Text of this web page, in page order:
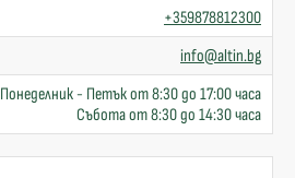
+359878812300
info@altin.bg
Понеделник - Петък от 8:30 до 17:00 часа
Събота от 8:30 до 14:30 часа